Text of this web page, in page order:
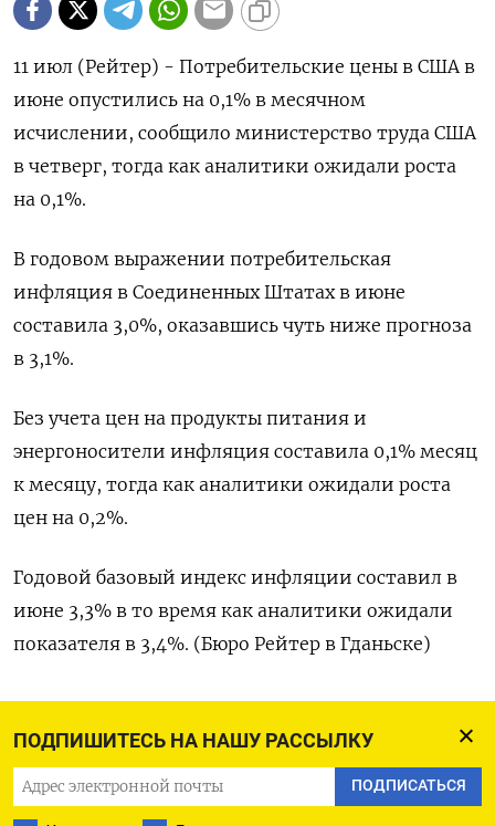
ПОДПИШИТЕСЬ НА НАШУ РАССЫЛКУ
ПОДПИСАТЬСЯ
11 июл (Рейтер) - Потребительские цены в США в
июне опустились на 0,1% в месячном
исчислении, сообщило министерство труда США
в четверг, тогда как аналитики ожидали роста
на 0,1%.
В годовом выражении потребительская
инфляция в Соединенных Штатах в июне
составила 3,0%, оказавшись чуть ниже прогноза
в 3,1%.
Без учета цен на продукты питания и
энергоносители инфляция составила 0,1% месяц
к месяцу, тогда как аналитики ожидали роста
цен на 0,2%.
Годовой базовый индекс инфляции составил в
июне 3,3% в то время как аналитики ожидали
показателя в 3,4%. (Бюро Рейтер в Гданьске)
ПОДПИСАТЬСЯ НА ТЕЛЕГРАМ
ПОДПИСАТЬСЯ В GOOGLE